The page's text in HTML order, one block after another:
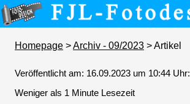
Homepage >Archiv - 09/2023 > Artikel
Veröffentlicht am: 16.09.2023 um 10:44 Uhr:
Weniger als 1 Minute Lesezeit